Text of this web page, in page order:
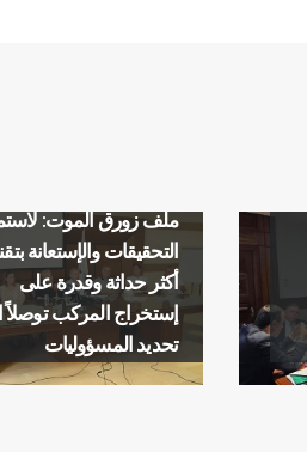
ملف زورق الموت:
التحقيقات والإستعانة
أكثر حداثة وقدرة على
إستخراج المركب توصلاً
تحديد المسؤوليات